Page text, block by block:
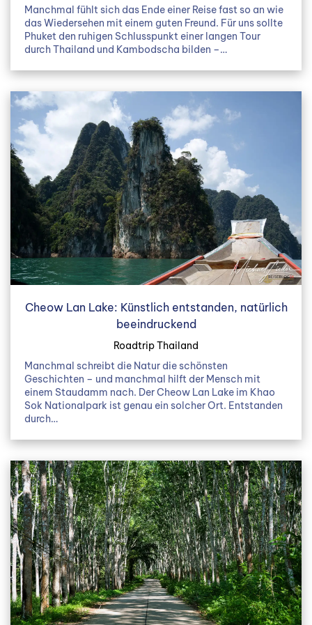
Manchmal fühlt sich das Ende einer Reise fast so an wie
das Wiedersehen mit einem guten Freund. Für uns sollte
Phuket den ruhigen Schlusspunkt einer langen Tour
durch Thailand und Kambodscha bilden –…
Cheow Lan Lake: Künstlich entstanden, natürlich
beeindruckend
Roadtrip Thailand
Manchmal schreibt die Natur die schönsten
Geschichten – und manchmal hilft der Mensch mit
einem Staudamm nach. Der Cheow Lan Lake im Khao
Sok Nationalpark ist genau ein solcher Ort. Entstanden
durch…